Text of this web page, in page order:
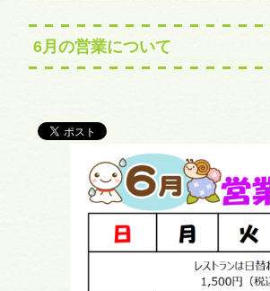
6月の営業について